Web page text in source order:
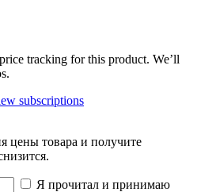
tracking for this product. We’ll
subscriptions
цены товара и получите
Я прочитал и принимаю